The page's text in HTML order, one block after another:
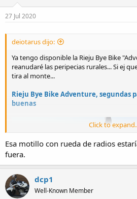
n
s
27 Jul 2020
deiotarus dijo:
Ya tengo disponible la Rieju Bye Bike
reanudaré las peripecias rurales... Si ej
tira al monte...
Rieju Bye Bike Adventure, segundas
buenas
Click to
Esa motillo con rueda de radios
fuera.
dcp1
Well-Known Member